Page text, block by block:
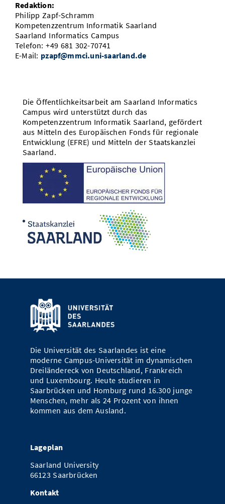
Redaktion:
Philipp Zapf-Schramm
Kompetenzzentrum Informatik Saarland
Saarland Informatics Campus
Telefon: +49 681 302-70741
E-Mail: pzapf@mmci.uni-saarland.de
Die Öffentlichkeitsarbeit am Saarland Informatics
Campus wird unterstützt durch das
Kompetenzzentrum Informatik Saarland, gefördert
aus Mitteln des Europäischen Fonds für regionale
Entwicklung (EFRE) und Mitteln der Staatskanzlei
Saarland.
Die Universität des Saarlandes ist eine
moderne Campus-Universität im dynamischen
Dreiländereck von Deutschland, Frankreich
und Luxembourg. Heute studieren in
Saarbrücken und Homburg rund 16.300 junge
Menschen, mehr als 24 Prozent von ihnen
kommen aus dem Ausland.
Lageplan
Saarland University
66123 Saarbrücken
Kontakt